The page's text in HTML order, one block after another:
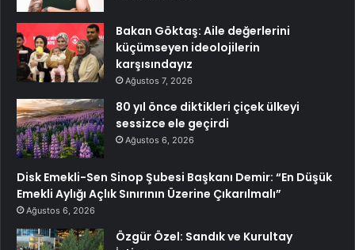
Bakan Göktaş: Aile değerlerini
küçümseyen ideolojilerin
karşısındayız
Ağustos 7, 2026
80 yıl önce diktikleri çiçek ülkeyi
sessizce ele geçirdi
Ağustos 6, 2026
Disk Emekli-Sen Sinop Şubesi Başkanı Demir: “En Düşük
Emekli Aylığı Açlık Sınırının Üzerine Çıkarılmalı”
Ağustos 6, 2026
Özgür Özel: Sandık ve Kurultay